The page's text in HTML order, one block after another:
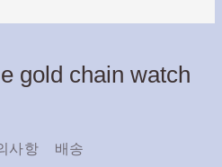
gold chain watch
사항 배송